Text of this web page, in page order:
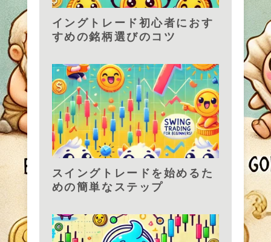
イングトレード初心者におす
すめの銘柄選びのコツ
スイングトレードを始めるた
めの簡単なステップ